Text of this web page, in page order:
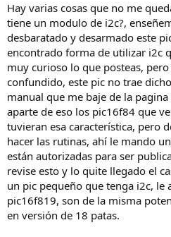
Hay varias cosas que no me
tiene un modulo de i2c?,
desbaratado y desarmado este
encontrado forma de utilizar i2c
muy curioso lo que posteas,
confundido, este pic no trae
manual que me baje de la
aparte de eso los pic16f84 que
tuvieran esa característica, pero
hacer las rutinas, ahí le mando
están autorizadas para ser
revise esto y lo quite llegado el
un pic pequeño que tenga i2c, le
pic16f819, son de la misma
en versión de 18 patas.